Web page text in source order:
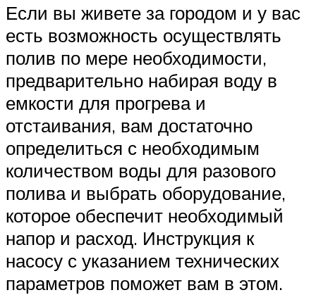
Если вы живете за городом и у вас
есть возможность осуществлять
полив по мере необходимости,
предварительно набирая воду в
емкости для прогрева и
отстаивания, вам достаточно
определиться с необходимым
количеством воды для разового
полива и выбрать оборудование,
которое обеспечит необходимый
напор и расход. Инструкция к
насосу с указанием технических
параметров поможет вам в этом.